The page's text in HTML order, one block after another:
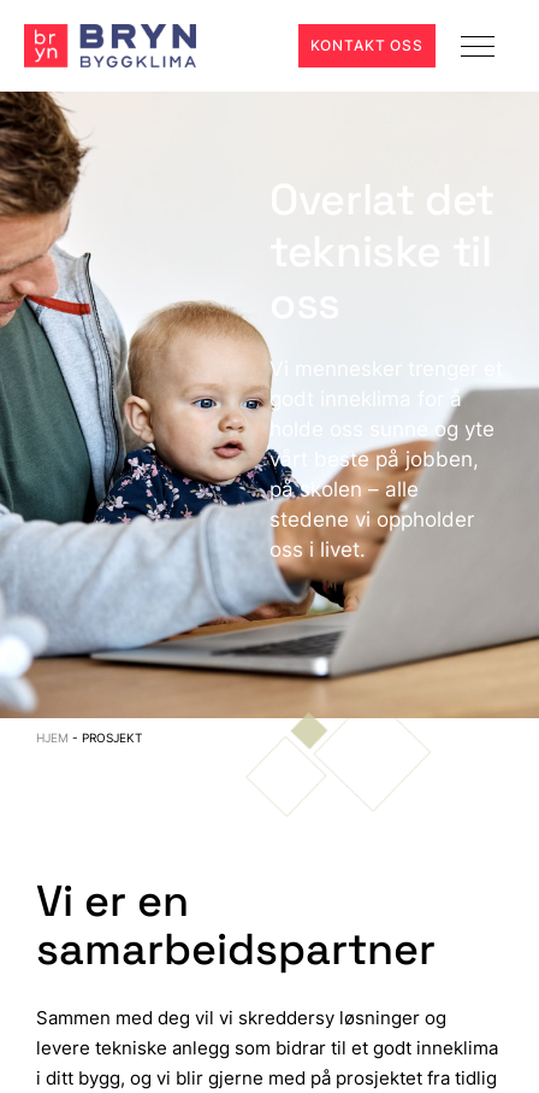
KONTAKT OSS
Overlat det
Vi mennesker trenger et
godt inneklima for å
holde oss sunne og yte
vårt beste på jobben,
på skolen – alle
stedene vi oppholder
oss i livet.
HJEM - PROSJEKT
Vi er en
samarbeidspartner
Sammen med deg vil vi skreddersy løsninger og
levere tekniske anlegg som bidrar til et godt inneklima
i ditt bygg, og vi blir gjerne med på prosjektet fra tidlig